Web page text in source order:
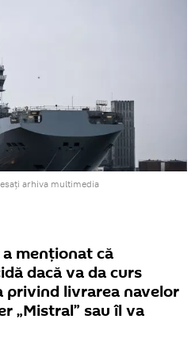
arhiva multimedia
menționat că
dacă va da curs
privind livrarea navelor
„Mistral” sau îl va